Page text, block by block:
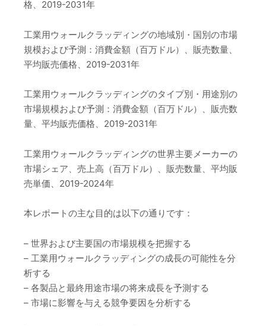
格、2019-2031年
工業用ウォールクラッディングの地域別・国別の市場
規模および予測：消費金額（百万ドル）、販売数量、
平均販売価格、2019-2031年
工業用ウォールクラッディングのタイプ別・用途別の
市場規模および予測：消費金額（百万ドル）、販売数
量、平均販売価格、2019-2031年
工業用ウォールクラッディングの世界主要メーカーの
市場シェア、売上高（百万ドル）、販売数量、平均販
売単価、2019-2024年
本レポートの主な目的は以下の通りです：
– 世界および主要国の市場規模を把握する
– 工業用ウォールクラッディングの成長の可能性を分
析する
– 各製品と最終用途市場の将来成長を予測する
– 市場に影響を与える競争要因を分析する